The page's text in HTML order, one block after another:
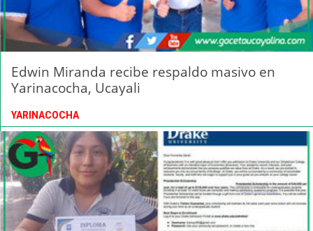
Edwin Miranda recibe respaldo masivo en
Yarinacocha, Ucayali
YARINACOCHA